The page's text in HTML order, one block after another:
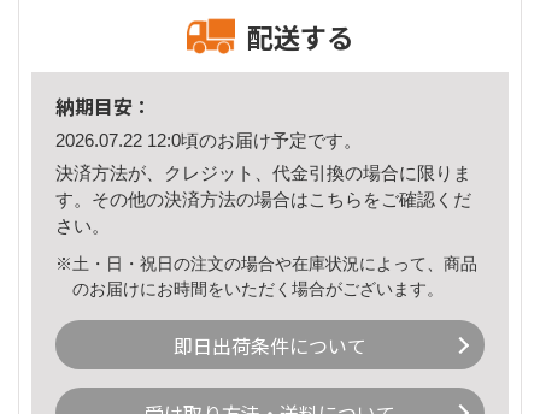
配送する
納期目安：
2026.07.22 12:0頃のお届け予定です。
決済方法が、クレジット、代金引換の場合に限りま
す。その他の決済方法の場合はこちら をご確認くだ
さい。
※土・日・祝日の注文の場合や在庫状況によって、商品
のお届けにお時間をいただく場合がございます。
即日出荷条件について